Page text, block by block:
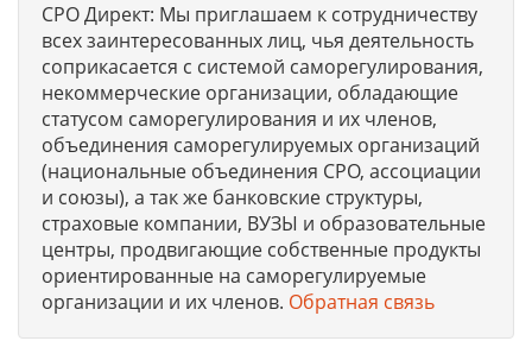
СРО Директ: Мы приглашаем к сотрудничеству
всех заинтересованных лиц, чья деятельность
соприкасается с системой саморегулирования,
некоммерческие организации, обладающие
статусом саморегулирования и их членов,
объединения саморегулируемых организаций
(национальные объединения СРО, ассоциации
и союзы), а так же банковские структуры,
страховые компании, ВУЗЫ и образовательные
центры, продвигающие собственные продукты
ориентированные на саморегулируемые
организации и их членов. Обратная связь